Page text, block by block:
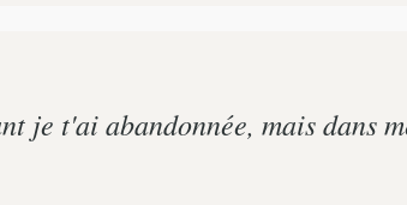
je t'ai abandonnée, mais dans